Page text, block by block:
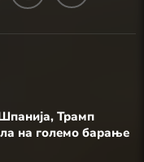
Трамп
на големо барање